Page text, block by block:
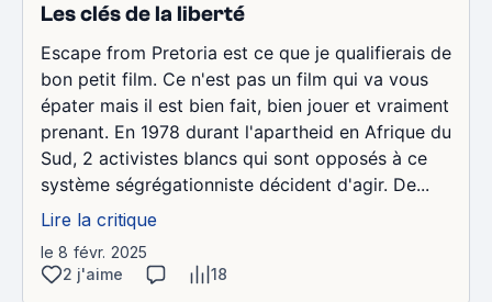
Les clés de la liberté
Escape from Pretoria est ce que je qualifierais de
bon petit film. Ce n'est pas un film qui va vous
épater mais il est bien fait, bien jouer et vraiment
prenant. En 1978 durant l'apartheid en Afrique du
Sud, 2 activistes blancs qui sont opposés à ce
système ségrégationniste décident d'agir. De...
Lire la critique
le 8 févr. 2025
2 j'aime
18